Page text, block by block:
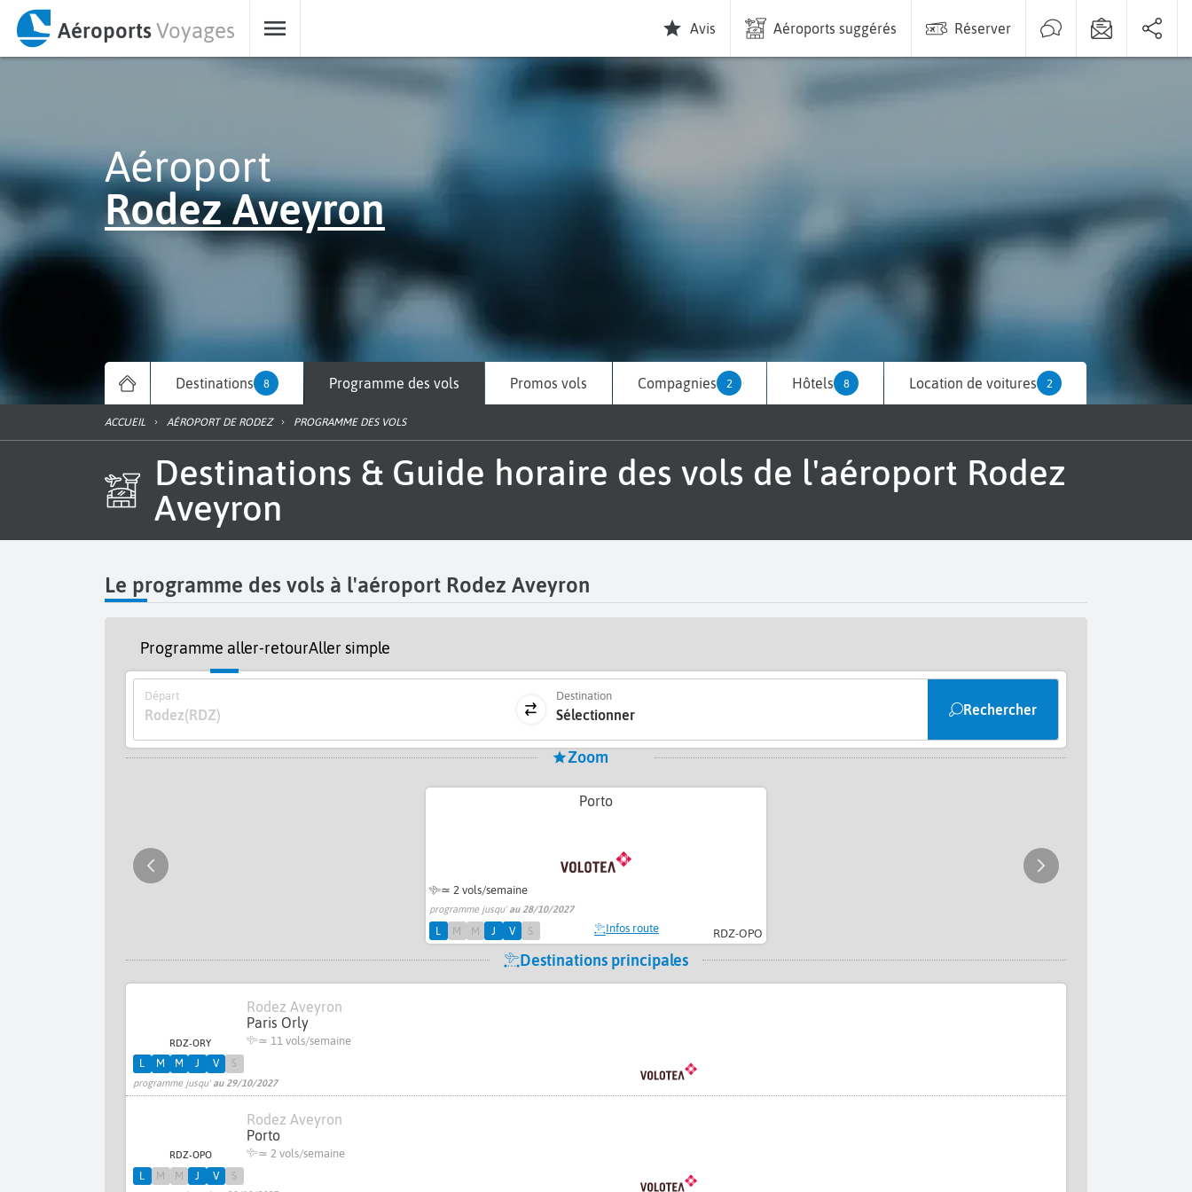
AéroportsVoyages Avis Aéroports suggérés Réserver
Aéroport
Rodez Aveyron
Destinations 8 Programme des vols Promos vols Compagnies 2 Hôtels 8 Location de voitures 2
ACCUEIL AÉROPORT DE RODEZ PROGRAMME DES VOLS
Destinations & Guide horaire des vols de l'aéroport Rodez
Aveyron
Le programme des vols à l'aéroport Rodez Aveyron
Programme aller-retourAller simple
Départ
Rodez(RDZ)
Destination
Sélectionner Rechercher
Zoom
RDZ-OPO
Porto
≃ 2 vols/semaine
programme jusqu'au 28/10/2027
L M M J V S Infos route
Destinations principales
RDZ-ORY
Rodez Aveyron
Paris Orly
≃ 11 vols/semaine
programme jusqu'au 29/10/2027
L M M J V S
RDZ-OPO
Rodez Aveyron
Porto
≃ 2 vols/semaine
L M M J V S